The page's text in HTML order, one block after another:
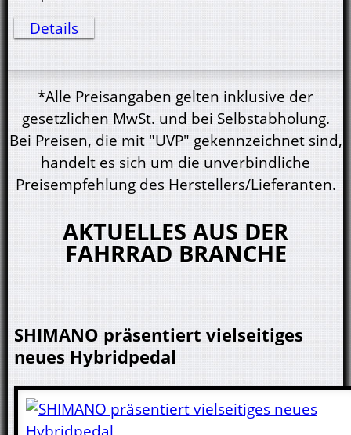
Details
*Alle Preisangaben gelten inklusive der
gesetzlichen MwSt. und bei Selbstabholung.
Bei Preisen, die mit "UVP" gekennzeichnet sind,
handelt es sich um die unverbindliche
Preisempfehlung des Herstellers/Lieferanten.
AKTUELLES AUS DER
FAHRRAD BRANCHE
SHIMANO präsentiert vielseitiges
neues Hybridpedal